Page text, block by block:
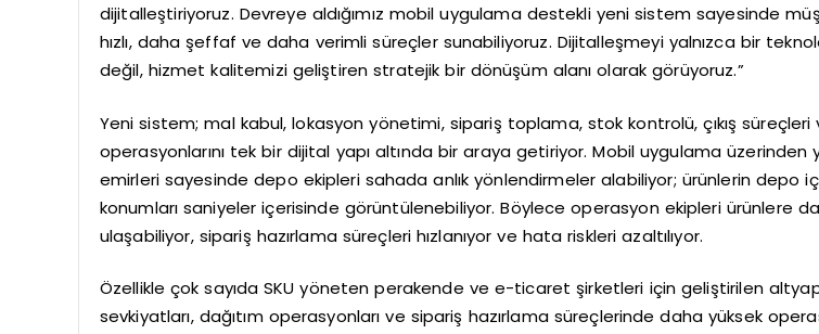
dijitalleştiriyoruz. Devreye aldığımız mobil uygulama destekli yeni sistem sayesinde
hızlı, daha şeffaf ve daha verimli süreçler sunabiliyoruz. Dijitalleşmeyi yalnızca bir
değil, hizmet kalitemizi geliştiren stratejik bir dönüşüm alanı olarak görüyoruz.”
Yeni sistem; mal kabul, lokasyon yönetimi, sipariş toplama, stok kontrolü, çıkış süreçleri
operasyonlarını tek bir dijital yapı altında bir araya getiriyor. Mobil uygulama üzerinden
emirleri sayesinde depo ekipleri sahada anlık yönlendirmeler alabiliyor; ürünlerin depo
konumları saniyeler içerisinde görüntülenebiliyor. Böylece operasyon ekipleri ürünlere
ulaşabiliyor, sipariş hazırlama süreçleri hızlanıyor ve hata riskleri azaltılıyor.
Özellikle çok sayıda SKU yöneten perakende ve e-ticaret şirketleri için geliştirilen
sevkiyatları, dağıtım operasyonları ve sipariş hazırlama süreçlerinde daha yüksek